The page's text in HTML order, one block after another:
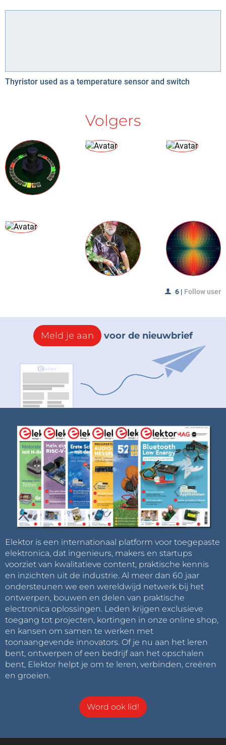
Thyristor used as a temperature sensor and switch
Volgers
6 | Follow user
Meld je aan voor de nieuwbrief
Elektor is een internationaal platform voor toegepaste
elektronica, dat ingenieurs, makers en startups
voorziet van kwalitatieve content, praktische kennis
en inzichten uit de industrie. Al meer dan 60 jaar
ondersteunen we een wereldwijd netwerk bij het
ontwerpen, bouwen en delen van praktische
electronica oplossingen. Leden krijgen exclusieve
toegang tot projecten, kortingen in onze online shop,
en kansen om samen te werken met
toonaangevende innovators. Of je nu aan het leren
bent, ontwerpen of een bedrijf aan het opschalen
bent, Elektor helpt je om te leren, verbinden, creëren
en groeien.
Word ook lid!